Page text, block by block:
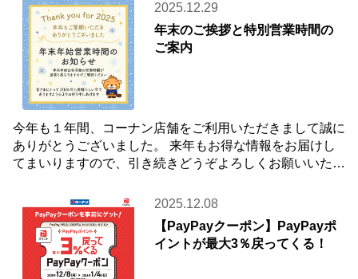
2025.12.29
年末のご挨拶と特別営業時間の
ご案内
今年も１年間、コーナン店舗をご利用いただきまして誠に
ありがとうございました。 来年もお得な情報をお届けし
てまいりますので、引き続きどうぞよろしくお願いいたし
2025.12.08
【PayPayクーポン】PayPayポ
イントが最大3％戻ってくる！